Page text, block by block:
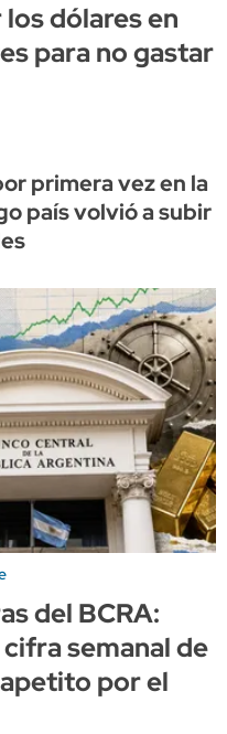
dólares en
para no gastar
primera vez en la
país volvió a subir
del BCRA:
semanal de
por el